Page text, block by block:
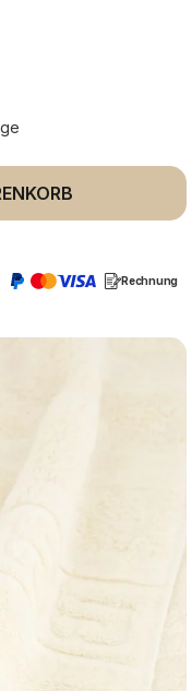
Rechnung